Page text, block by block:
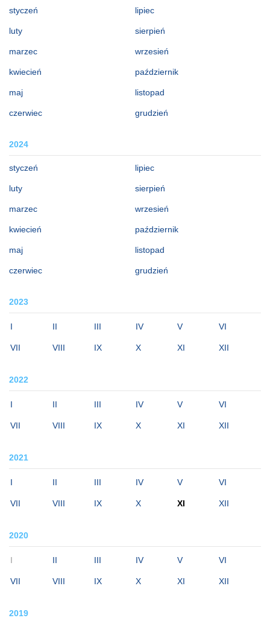
styczeń
luty
marzec
kwiecień
maj
czerwiec
lipiec
sierpień
wrzesień
październik
listopad
grudzień
2024
styczeń
luty
marzec
kwiecień
maj
czerwiec
lipiec
sierpień
wrzesień
październik
listopad
grudzień
2023
I II III IV V VI
VII VIII IX X XI XII
2022
I II III IV V VI
VII VIII IX X XI XII
2021
I II III IV V VI
VII VIII IX X XI XII
2020
I II III IV V VI
VII VIII IX X XI XII
2019